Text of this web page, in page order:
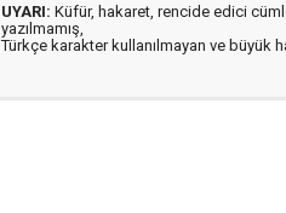
UYARI: Küfür, hakaret, rencide edici
yazılmamış,
Türkçe karakter kullanılmayan ve büyük